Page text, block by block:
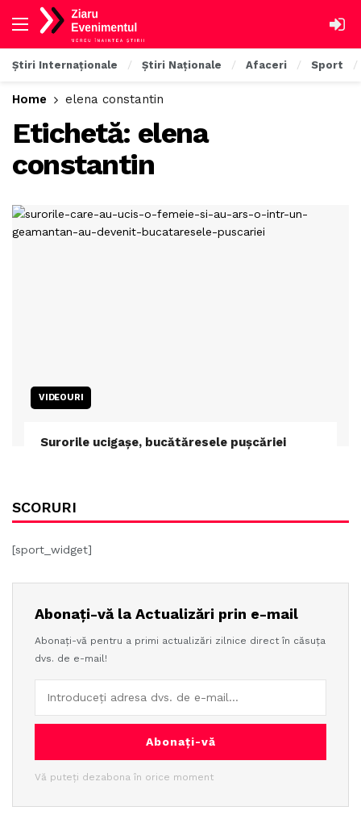
Știri Internaționale Știri Naționale Afaceri Sport
Home elena constantin
Etichetă: elena
constantin
VIDEOURI
Surorile ucigașe, bucătăresele pușcăriei
SCORURI
[sport_widget]
Abonați-vă la Actualizări prin e-mail
Abonați-vă pentru a primi actualizări zilnice direct în căsuța
dvs. de e-mail!
Abonați-vă
Vă puteți dezabona în orice moment